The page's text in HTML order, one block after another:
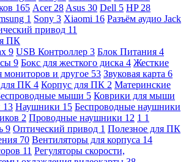
165 Acer 28 Asus 30 Dell 5 HP 28
1 Sony 3 Xiaomi 16 Разъём аудио Jack
привод 11
ПК
9 USB Контроллер 3 Блок Питания 4
9 Бокс для жесткого диска 4 Жесткие
мониторов и другое 53 Звуковая карта 6
ПК 4 Корпус для ПК 2 Материнские
мыши 5 Коврики для мыши
13 Наушники 15 Беспроводные наушники
2 Проводные наушники 12 1 1
9 Оптический привод 1 Полезное для ПК
70 Вентиляторы для корпуса 14
11 Регуляторы скорости,